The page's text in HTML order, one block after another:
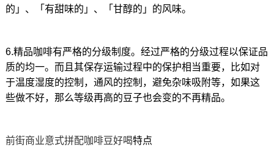
的」、「有甜味的」、「甘醇的」的风味。
6.精品咖啡有严格的分级制度。经过严格的分级过程以保证品
质的均一。而且其保存运输过程中的保护相当重要，比如对
于温度湿度的控制，通风的控制，避免杂味吸附等，如果这
些做不好，那么等级再高的豆子也会变的不再精品。
前街商业意式拼配咖啡豆好喝特点